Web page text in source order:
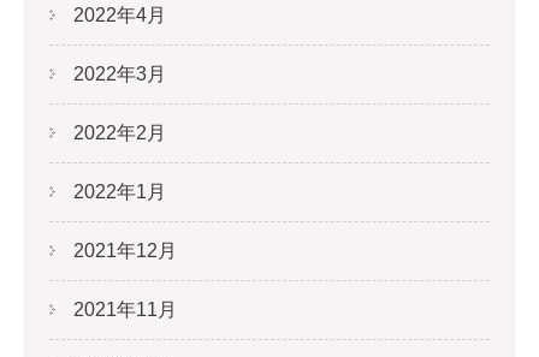
2022年4月
2022年3月
2022年2月
2022年1月
2021年12月
2021年11月